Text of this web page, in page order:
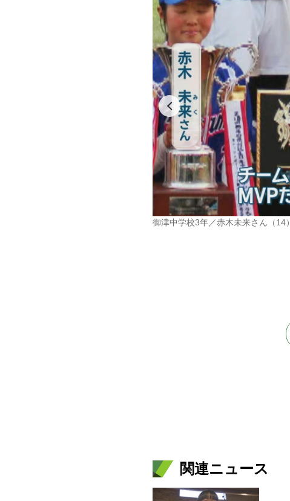
御津中学校3年／赤木未来さん（14）
関連ニュース